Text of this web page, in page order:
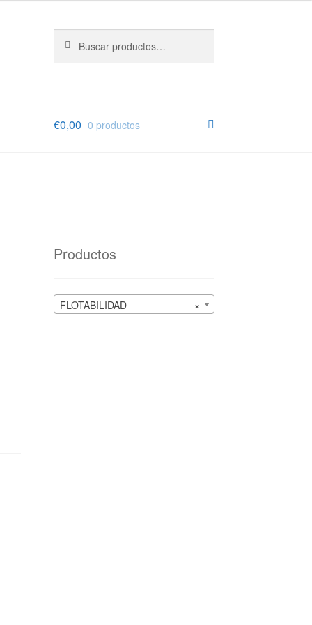
por:
€0,00 0 productos
Productos
×
FLOTABILIDAD